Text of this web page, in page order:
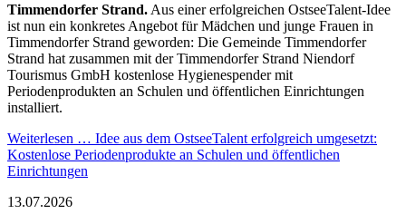
Timmendorfer Strand. Aus einer erfolgreichen OstseeTalent-Idee
ist nun ein konkretes Angebot für Mädchen und junge Frauen in
Timmendorfer Strand geworden: Die Gemeinde Timmendorfer
Strand hat zusammen mit der Timmendorfer Strand Niendorf
Tourismus GmbH kostenlose Hygienespender mit
Periodenprodukten an Schulen und öffentlichen Einrichtungen
installiert.
Weiterlesen … Idee aus dem OstseeTalent erfolgreich umgesetzt:
Kostenlose Periodenprodukte an Schulen und öffentlichen
Einrichtungen
13.07.2026